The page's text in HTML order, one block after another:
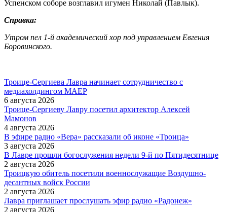
Успенском соборе возглавил игумен Николай (Павлык).
Справка:
Утром пел 1-й академический хор под управлением Евгения
Боровинского.
Троице-Сергиева Лавра начинает сотрудничество с
медиахолдингом МАЕР
6 августа 2026
Троице-Сергиеву Лавру посетил архитектор Алексей
Мамонов
4 августа 2026
В эфире радио «Вера» рассказали об иконе «Троица»
3 августа 2026
В Лавре прошли богослужения недели 9-й по Пятидесятнице
2 августа 2026
Троицкую обитель посетили военнослужащие Воздушно-
десантных войск России
2 августа 2026
Лавра приглашает прослушать эфир радио «Радонеж»
2 августа 2026